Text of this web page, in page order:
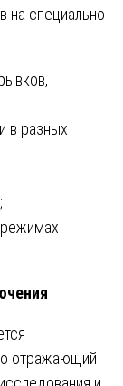
на специально
в разных
отражающий